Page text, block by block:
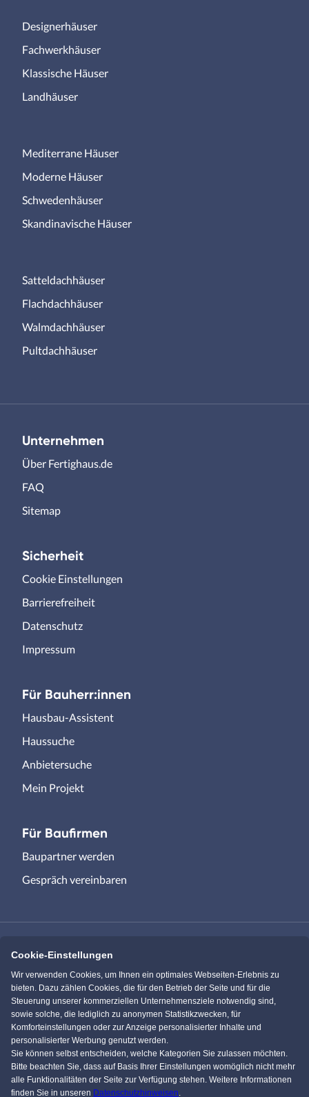
Designerhäuser
Fachwerkhäuser
Klassische Häuser
Landhäuser
Mediterrane Häuser
Moderne Häuser
Schwedenhäuser
Skandinavische Häuser
Satteldachhäuser
Flachdachhäuser
Walmdachhäuser
Pultdachhäuser
Unternehmen
Über Fertighaus.de
FAQ
Sitemap
Sicherheit
Cookie Einstellungen
Barrierefreiheit
Datenschutz
Impressum
Für Bauherr:innen
Hausbau-Assistent
Haussuche
Anbietersuche
Mein Projekt
Für Baufirmen
Baupartner werden
Gespräch vereinbaren
Immowelt.de Bauen.de
Massivhaus.de Bungalow.de
Einfamilienhaus.de
Cookie-Einstellungen
Wir verwenden Cookies, um Ihnen ein optimales Webseiten-Erlebnis zu
bieten. Dazu zählen Cookies, die für den Betrieb der Seite und für die
Steuerung unserer kommerziellen Unternehmensziele notwendig sind,
sowie solche, die lediglich zu anonymen Statistikzwecken, für
Komforteinstellungen oder zur Anzeige personalisierter Inhalte und
personalisierter Werbung genutzt werden.
Sie können selbst entscheiden, welche Kategorien Sie zulassen möchten.
Bitte beachten Sie, dass auf Basis Ihrer Einstellungen womöglich nicht mehr
alle Funktionalitäten der Seite zur Verfügung stehen. Weitere Informationen
finden Sie in unseren Datenschutzhinweisen.